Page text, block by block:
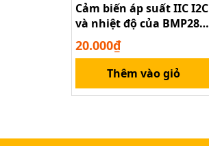
Cảm biến áp suất IIC I2C
và nhiệt độ của BMP280
3.3V
20.000₫
Thêm vào giỏ